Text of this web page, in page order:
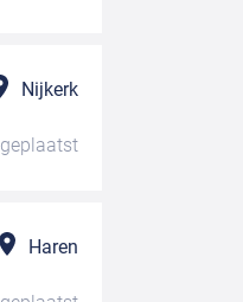
Nijkerk
geplaatst
Haren